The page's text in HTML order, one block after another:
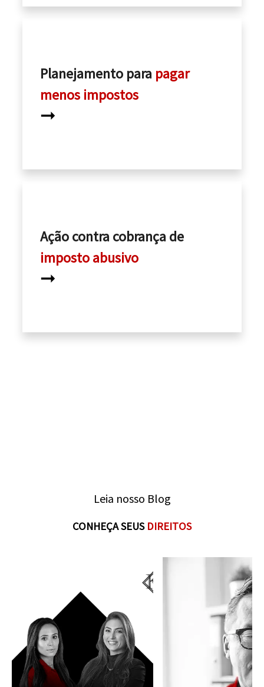
Planejamento para pagar
menos impostos
➞
Ação contra cobrança de
imposto abusivo
➞
Leia nosso Blog
CONHEÇA SEUS DIREITOS
Super Aposentadoria:
Saiba como construir
um futuro mais seguro.
LER MAIS
aposentadoria:
A principal
planejamento é
diminuir o risco
pedido de
aposentadoria ser
negado.